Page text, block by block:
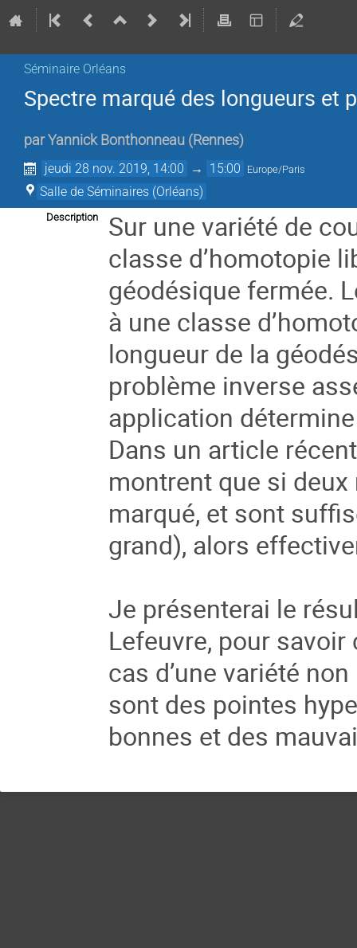
Séminaire Orléans
Spectre marqué des longueurs et
parYannick Bonthonneau (Rennes)
jeudi 28 nov. 2019, 14:00 → 15:00 Europe/Paris
Salle de Séminaires (Orléans)
Description
Sur une variété de
classe d’homotopie
géodésique fermée.
à une classe
longueur de la
problème inverse
application
Dans un article
montrent que si
marqué, et sont
grand), alors
Je présenterai le
Lefeuvre, pour savoir
cas d’une variété
sont des pointes
bonnes et des